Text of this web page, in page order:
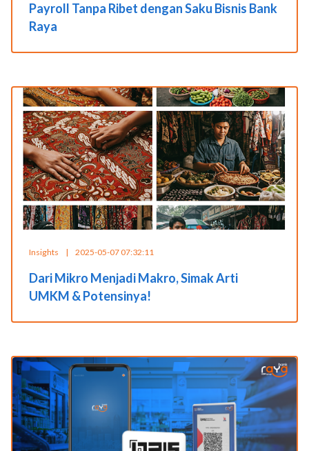
Payroll Tanpa Ribet dengan Saku Bisnis Bank
Raya
Insights | 2025-05-07 07:32:11
Dari Mikro Menjadi Makro, Simak Arti
UMKM & Potensinya!